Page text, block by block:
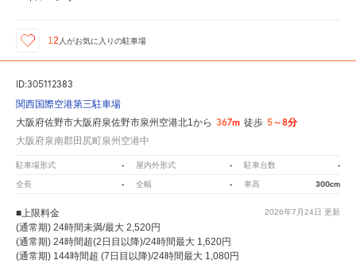
12 人がお気に入りの駐車場
ID:305112383
関西国際空港第三駐車場
大阪府佐野市大阪府泉佐野市泉州空港北1から 367m 徒歩 5～8分
大阪府泉南郡田尻町泉州空港中
駐車場形式 - 屋内外形式 - 駐車台数 -
全長 - 全幅 - 車高 300cm
2026年7月24日 更新
■上限料金
(通常期) 24時間未満/最大 2,520円
(通常期) 24時間超(2日目以降)/24時間最大 1,620円
(通常期) 144時間超 (7日目以降)/24時間最大 1,080円